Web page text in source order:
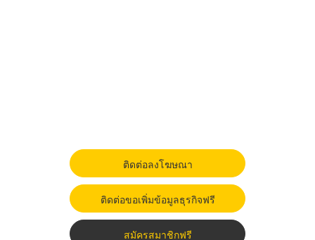
ติดต่อลงโฆษณา
ติดต่อขอเพิ่มข้อมูลธุรกิจฟรี
สมัครสมาชิกฟรี